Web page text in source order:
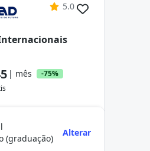
5.0
| mês
-75%
(graduação)
Alterar